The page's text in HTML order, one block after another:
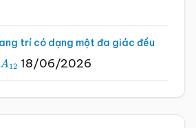
trí có dạng một đa giác đều
18/06/2026